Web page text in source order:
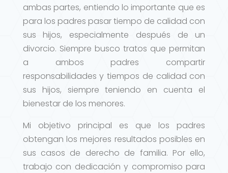
ambas partes, entiendo lo importante que es
para los padres pasar tiempo de calidad con
sus hijos, especialmente después de un
divorcio. Siempre busco tratos que permitan
a ambos padres compartir
responsabilidades y tiempos de calidad con
sus hijos, siempre teniendo en cuenta el
bienestar de los menores.
Mi objetivo principal es que los padres
obtengan los mejores resultados posibles en
sus casos de derecho de familia. Por ello,
trabajo con dedicación y compromiso para